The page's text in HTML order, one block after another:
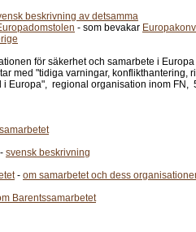
beskrivning av detsamma
- som bevakar
för säkerhet och samarbete i
med "tidiga varningar, konflikthantering,
i Europa", regional organisation inom FN,
svensk beskrivning
- om samarbetet och dess
Barentssamarbetet